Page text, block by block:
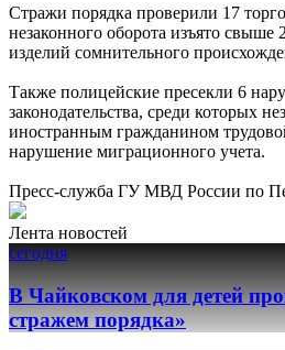
Стражи порядка проверили 17
незаконного оборота изъято свыше
изделий сомнительного
Также полицейские пресекли 6
законодательства, среди которых
иностранным гражданином
нарушение миграционного учета.
Пресс-служба ГУ МВД России по
Лента новостей
сегодня
В Чайковском для детей
стражем порядка»